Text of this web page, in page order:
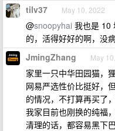
tilv37 May 10, 2022
@snoopyhai 我也是 10
的，活得好好的啊，没
JmingZhang May
家里一只中华田园猫，
网易严选性价比挺好，
的情况，不打算再买了
我家目前也刚换的纯福
清理的话，都容易黑下